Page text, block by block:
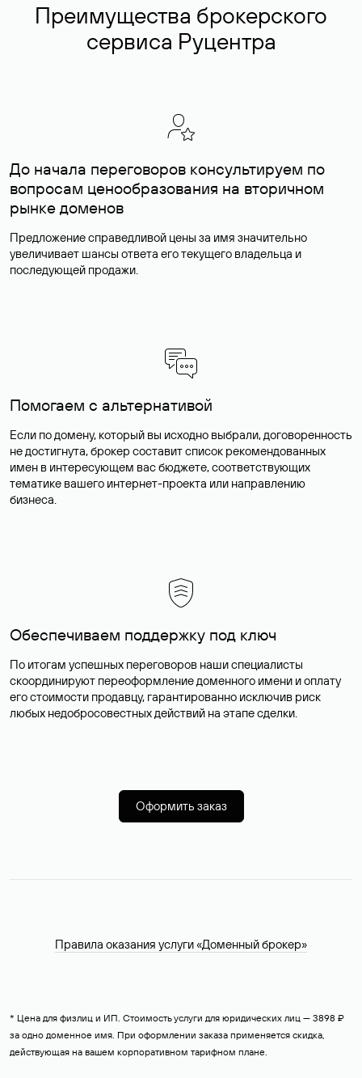
Преимущества брокерского
сервиса Руцентра
До начала переговоров консультируем по
вопросам ценообразования на вторичном
рынке доменов
Предложение справедливой цены за имя значительно
увеличивает шансы ответа его текущего владельца и
последующей продажи.
Помогаем с альтернативой
Если по домену, который вы исходно выбрали, договоренность
не достигнута, брокер составит список рекомендованных
имен в интересующем вас бюджете, соответствующих
тематике вашего интернет-проекта или направлению
бизнеса.
Обеспечиваем поддержку под ключ
По итогам успешных переговоров наши специалисты
скоординируют переоформление доменного имени и оплату
его стоимости продавцу, гарантированно исключив риск
любых недобросовестных действий на этапе сделки.
Оформить заказ
Правила оказания услуги «Доменный брокер»
* Цена для физлиц и ИП. Стоимость услуги для юридических лиц — 3898 ₽
за одно доменное имя. При оформлении заказа применяется скидка,
действующая на вашем корпоративном тарифном плане.